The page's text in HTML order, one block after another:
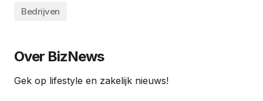
Bedrijven
Over BizNews
Gek op lifestyle en zakelijk nieuws!